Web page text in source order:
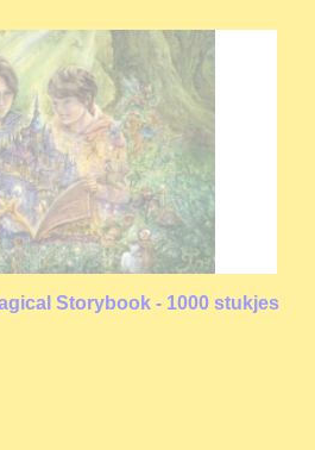
Storybook - 1000 stukjes